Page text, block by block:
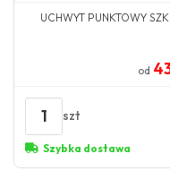
UCHWYT PUNKTOWY
od
1 szt
Szybka dostawa